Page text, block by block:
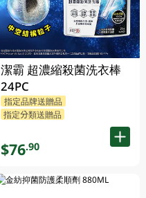
潔霸 超濃縮殺菌洗衣棒
24PC
指定品牌送贈品
指定分類送贈品
$76.90